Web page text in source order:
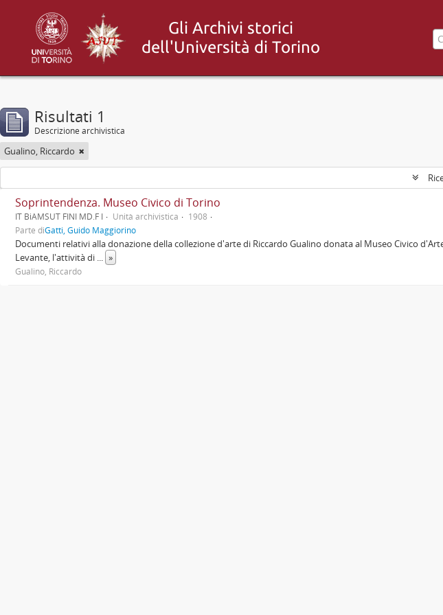
Risultati 1
Descrizione archivistica
Gualino, Riccardo
Soprintendenza. Museo Civico di Torino
IT BiAMSUT FINI MD.F I Unità archivistica
1908
Parte diGatti, Guido Maggiorino
Documenti relativi alla donazione della collezione d'arte di Riccardo Gualino donata al Museo Civico
Levante, l'attività di ... »
Gualino, Riccardo